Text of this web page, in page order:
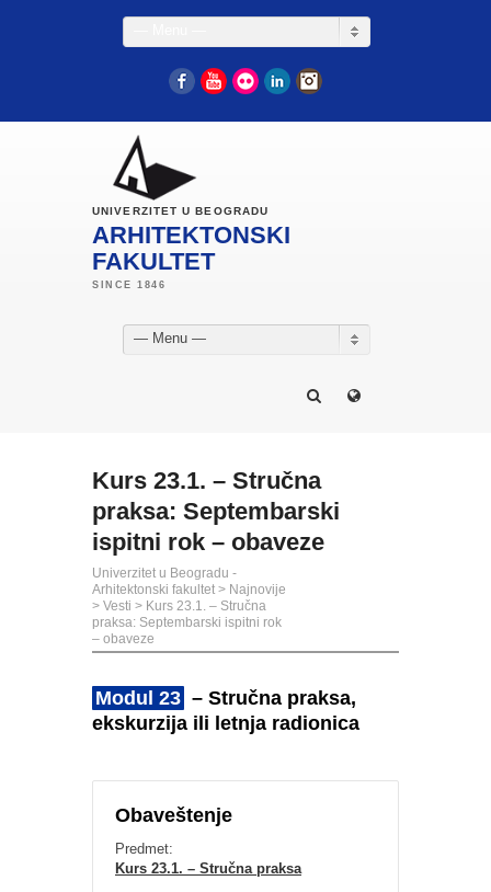
FacebookYouTube
Flickr LinkedIn
UNIVERZITET U BEOGRADU
ARHITEKTONSKI
FAKULTET
— Menu —
Kurs 23.1. – Stručna
praksa: Septembarski
ispitni rok – obaveze
Univerzitet u Beogradu -
Arhitektonski fakultet > Najnovije
> Vesti > Kurs 23.1. – Stručna
praksa: Septembarski ispitni rok
– obaveze
Modul 23 – Stručna praksa,
ekskurzija ili letnja radionica
Obaveštenje
Predmet:
Kurs 23.1. – Stručna praksa